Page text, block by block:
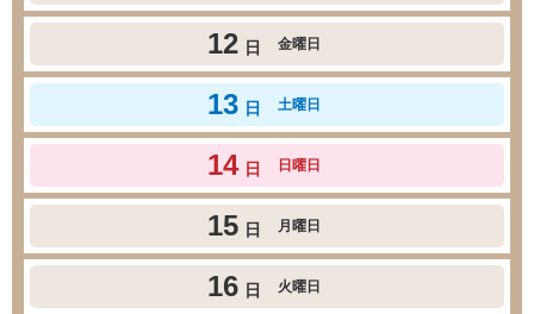
12 日 金曜日
13 日 土曜日
14 日 日曜日
15 日 月曜日
16 日 火曜日